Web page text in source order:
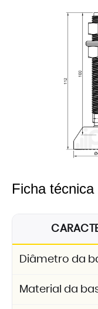
Ficha técnica
Diâmetro da
Material da